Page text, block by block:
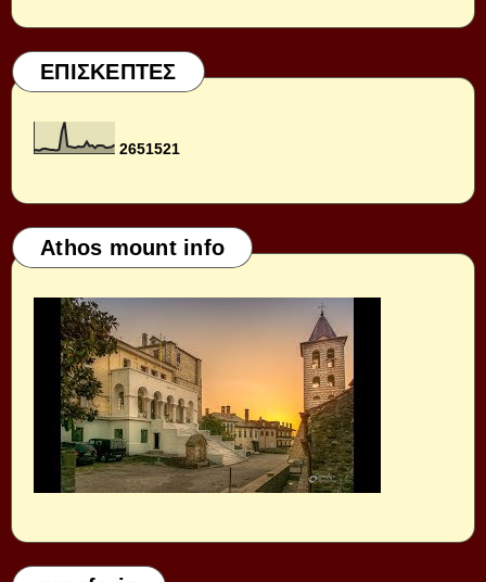
ΕΠΙΣΚΕΠΤΕΣ
2651521
Athos mount info